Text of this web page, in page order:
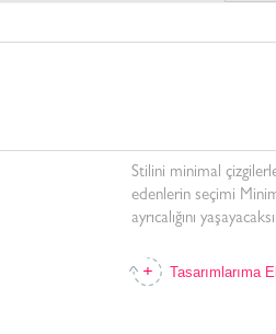
Stilini minimal
edenlerin seçimi
ayrıcalığını
Tasarımlarıma